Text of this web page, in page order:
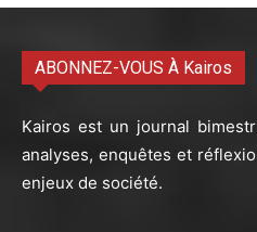
ABONNEZ-VOUS À Kairos
Kairos est un journal
analyses, enquêtes et
enjeux de société.